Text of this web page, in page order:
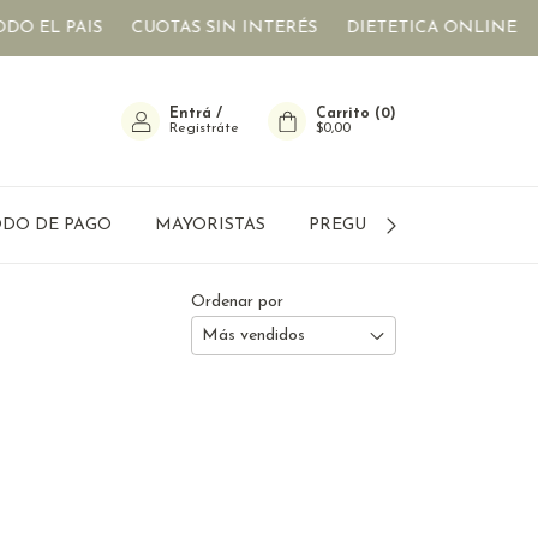
EL PAIS CUOTAS SIN INTERÉS DIETETICA ONLINE
Entrá /
Registráte
Carrito (0)
$0,00
DE PAGO MAYORISTAS PREGUNTAS FRECUENTES
Ordenar por